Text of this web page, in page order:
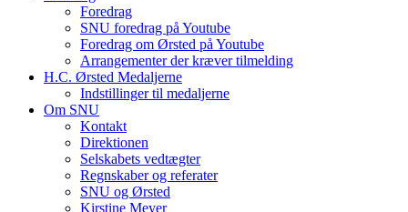
Foredrag
SNU foredrag på Youtube
Foredrag om Ørsted på Youtube
Arrangementer der kræver tilmelding
H.C. Ørsted Medaljerne
Indstillinger til medaljerne
Om SNU
Kontakt
Direktionen
Selskabets vedtægter
Regnskaber og referater
SNU og Ørsted
Kirstine Meyer